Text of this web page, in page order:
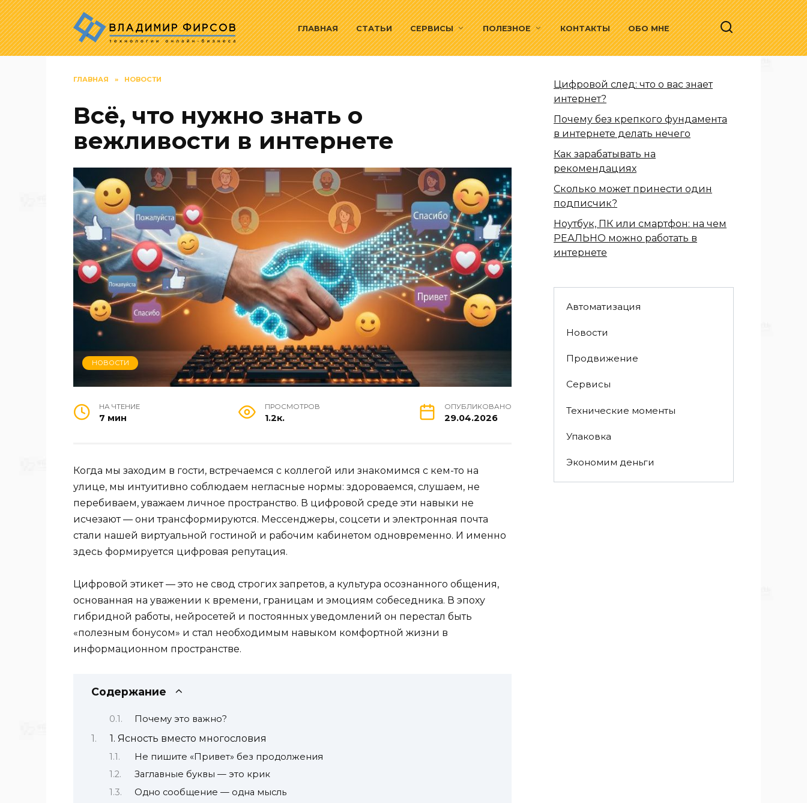
Перейти
к
содержанию
ГЛАВНАЯ СТАТЬИ СЕРВИСЫ ПОЛЕЗНОЕ КОНТАКТЫ ОБО МНЕ
ГЛАВНАЯ » НОВОСТИ
Всё, что нужно знать о
вежливости в интернете
НОВОСТИ
НА ЧТЕНИЕ
7 мин
ПРОСМОТРОВ
1.2к.
ОПУБЛИКОВАНО
29.04.2026
Когда мы заходим в гости, встречаемся с коллегой или знакомимся с кем-то на
улице, мы интуитивно соблюдаем негласные нормы: здороваемся, слушаем, не
перебиваем, уважаем личное пространство. В цифровой среде эти навыки не
исчезают — они трансформируются. Мессенджеры, соцсети и электронная почта
стали нашей виртуальной гостиной и рабочим кабинетом одновременно. И именно
здесь формируется цифровая репутация.
Цифровой этикет — это не свод строгих запретов, а культура осознанного общения,
основанная на уважении к времени, границам и эмоциям собеседника. В эпоху
гибридной работы, нейросетей и постоянных уведомлений он перестал быть
«полезным бонусом» и стал необходимым навыком комфортной жизни в
информационном пространстве.
Содержание
Почему это важно?
1. Ясность вместо многословия
Не пишите «Привет» без продолжения
Заглавные буквы — это крик
Одно сообщение — одна мысль
Цифровой след: что о вас знает
интернет?
Почему без крепкого фундамента
в интернете делать нечего
Как зарабатывать на
рекомендациях
Сколько может принести один
подписчик?
Ноутбук, ПК или смартфон: на чем
РЕАЛЬНО можно работать в
интернете
Автоматизация
Новости
Продвижение
Сервисы
Технические моменты
Упаковка
Экономим деньги